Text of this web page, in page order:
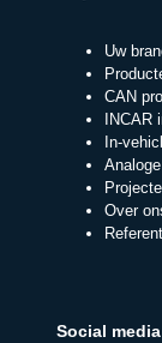
Uw
CAN
INCAR
In-
Over
Social media